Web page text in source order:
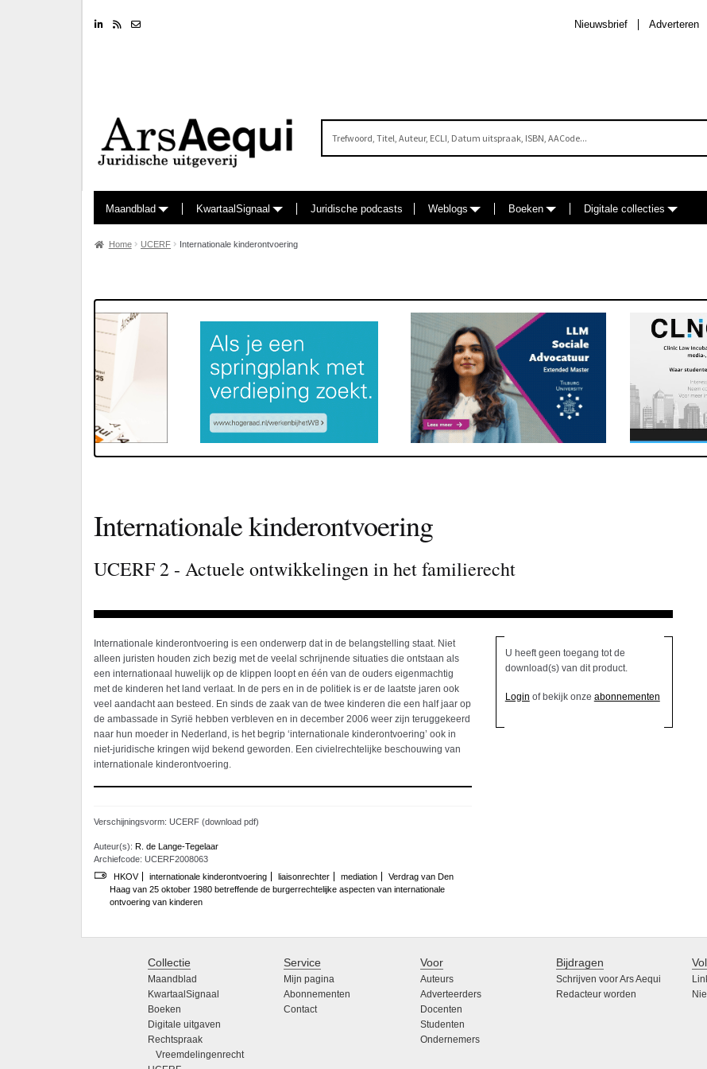
LinkedinRSS feed Adverteren
Nieuwsbrief
Maandblad KwartaalSignaal Juridische podcasts Weblogs Boeken Digitale collecties
Home UCERF Internationale kinderontvoering
Internationale kinderontvoering
UCERF 2 - Actuele ontwikkelingen in het familierecht
Internationale kinderontvoering is een onderwerp dat in de belangstelling staat. Niet
alleen juristen houden zich bezig met de veelal schrijnende situaties die ontstaan als
een internationaal huwelijk op de klippen loopt en één van de ouders eigenmachtig
met de kinderen het land verlaat. In de pers en in de politiek is er de laatste jaren ook
veel aandacht aan besteed. En sinds de zaak van de twee kinderen die een half jaar op
de ambassade in Syrië hebben verbleven en in december 2006 weer zijn teruggekeerd
naar hun moeder in Nederland, is het begrip ‘internationale kinderontvoering’ ook in
niet-juridische kringen wijd bekend geworden. Een civielrechtelijke beschouwing van
internationale kinderontvoering.
Verschijningsvorm: UCERF (download pdf)
Auteur(s): R. de Lange-Tegelaar
Archiefcode: UCERF2008063
HKOV
internationale kinderontvoering liaisonrechter mediation
Verdrag van Den
Haag van 25 oktober 1980 betreffende de burgerrechtelijke aspecten van internationale
ontvoering van kinderen
U heeft geen toegang tot de
download(s) van dit product.
Login of bekijk onze abonnementen
Collectie
Maandblad
KwartaalSignaal
Boeken
Digitale uitgaven
Rechtspraak
Vreemdelingenrecht
Service
Mijn pagina
Abonnementen
Contact
Voor
Auteurs
Adverteerders
Docenten
Studenten
Ondernemers
Bijdragen
Schrijven voor Ars Aequi
Redacteur worden